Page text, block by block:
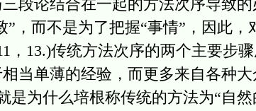
段论结合在一起的方法次序导致
，而不是为了把握“事情”，因此，
，13.)传统方法次序的两个主要步
当单薄的经验，而更多来自各种
是为什么培根称传统的方法为“自然